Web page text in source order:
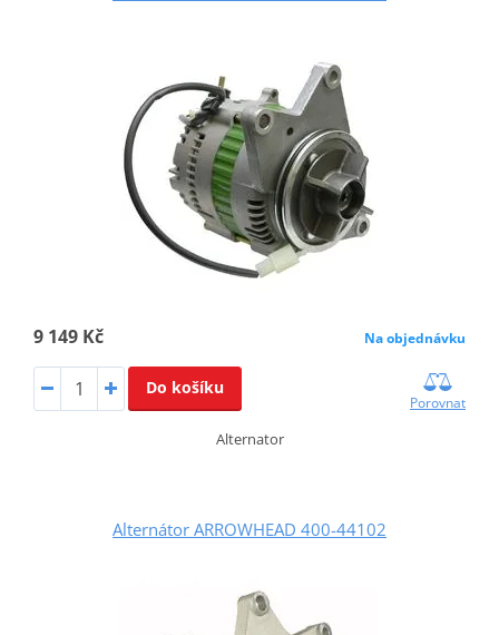
9 149 Kč Na objednávku
Do košíku
Porovnat
Alternator
Alternátor ARROWHEAD 400-44102